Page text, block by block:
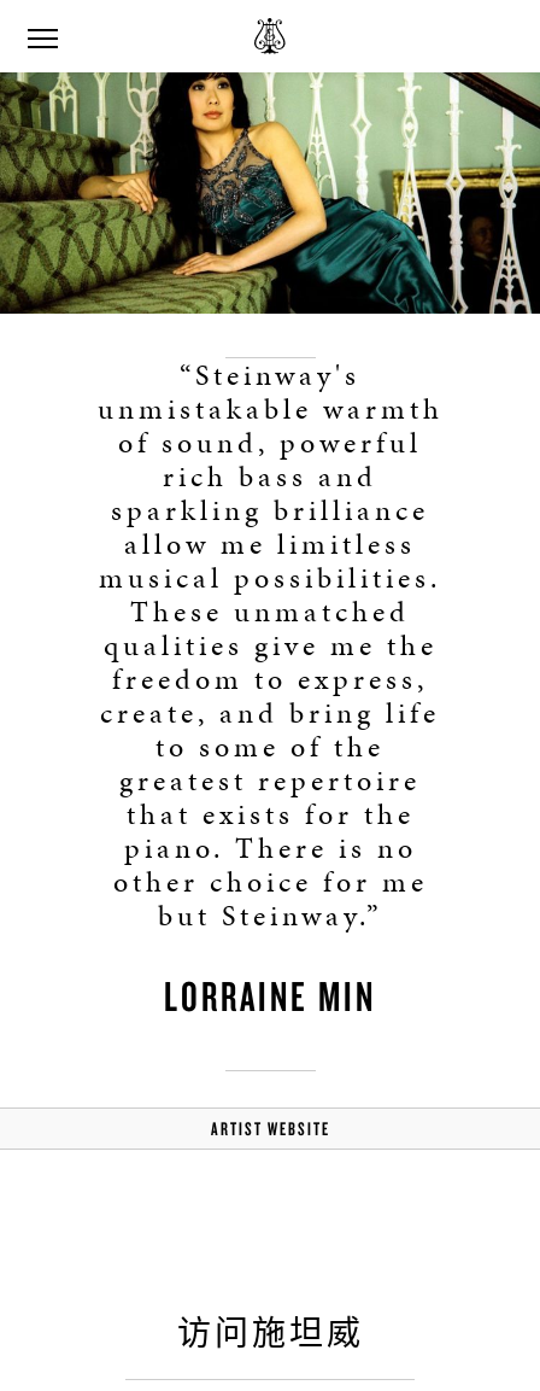
“Steinway's
unmistakable warmth
of sound, powerful
rich bass and
sparkling brilliance
allow me limitless
musical possibilities.
These unmatched
qualities give me the
freedom to express,
create, and bring life
to some of the
greatest repertoire
that exists for the
piano. There is no
other choice for me
but Steinway.”
LORRAINE MIN
ARTIST WEBSITE
访问施坦威